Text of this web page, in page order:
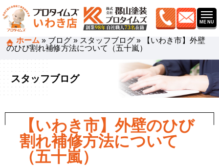
ホーム » ブログ » スタッフブログ »
【いわき市】外壁
のひび割れ補修方法について（五十嵐）
スタッフブログ
【いわき市】外壁のひび
割れ補修方法について
（五十嵐）